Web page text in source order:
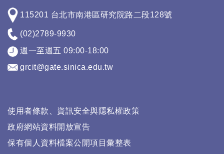
115201 台北市南港區研究院路二段128號
(02)2789-9930
週一至週五 09:00-18:00
grcit@gate.sinica.edu.tw
使用者條款、資訊安全與隱私權政策
政府網站資料開放宣告
保有個人資料檔案公開項目彙整表